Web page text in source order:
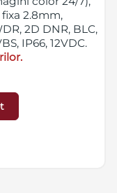
2.8mm,
2D DNR, BLC,
IP66, 12VDC.